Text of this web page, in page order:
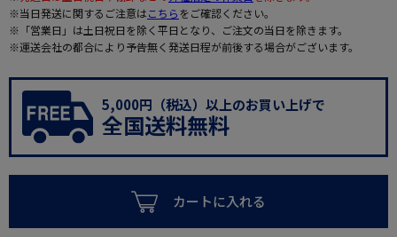
※当日発送に関するご注意はこちらをご確認ください。
※「営業日」は土日祝日を除く平日となり、ご注文の当日を除きます。
※運送会社の都合により予告無く発送日程が前後する場合がございます。
5,000円（税込）以上のお買い上げで
全国送料無料
カートに入れる